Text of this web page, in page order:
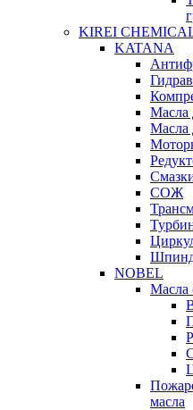
KIREI
KATANA
Масла
Масла
СОЖ
NOBEL
Масла
масла